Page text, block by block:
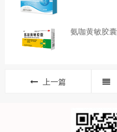
氨咖黄敏胶囊
上一篇